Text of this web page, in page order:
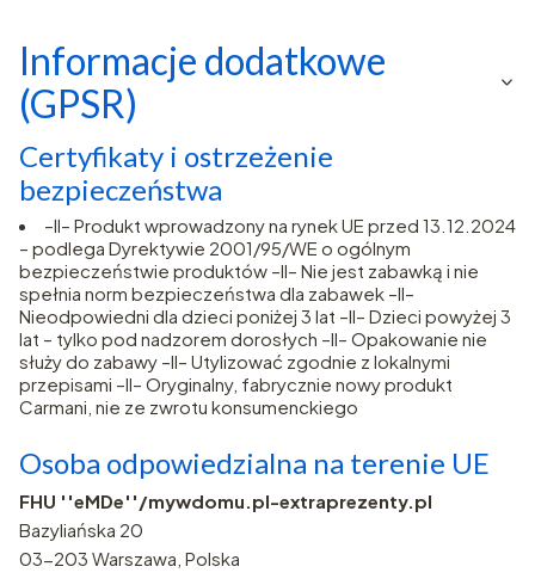
Informacje dodatkowe
(GPSR)
Certyfikaty i ostrzeżenie
bezpieczeństwa
–II– Produkt wprowadzony na rynek UE przed 13.12.2024
– podlega Dyrektywie 2001/95/WE o ogólnym
bezpieczeństwie produktów –II– Nie jest zabawką i nie
spełnia norm bezpieczeństwa dla zabawek –II–
Nieodpowiedni dla dzieci poniżej 3 lat –II– Dzieci powyżej 3
lat – tylko pod nadzorem dorosłych –II– Opakowanie nie
służy do zabawy –II– Utylizować zgodnie z lokalnymi
przepisami –II– Oryginalny, fabrycznie nowy produkt
Carmani, nie ze zwrotu konsumenckiego
Osoba odpowiedzialna na terenie UE
FHU ''eMDe''/mywdomu.pl-extraprezenty.pl
Bazyliańska 20
03-203 Warszawa, Polska